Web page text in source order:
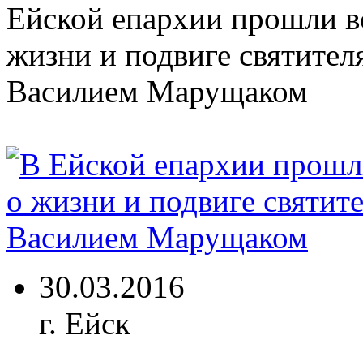
Ейской епархии прошли
жизни и подвиге
Василием Марущаком
30.03.2016
г. Ейск